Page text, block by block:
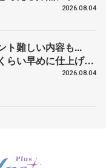
2026.08.04
ト難しい内容も...
らい早めに仕上げら
アンオープントロ
2026.08.04